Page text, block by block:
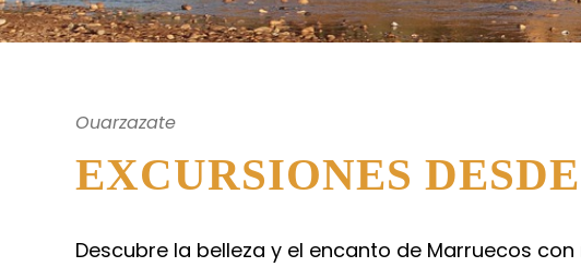
Ouarzazate
EXCURSIONES
Descubre la belleza y el encanto de Marruecos